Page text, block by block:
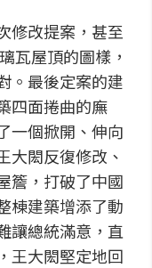
修改提案，甚至
瓦屋頂的圖樣，
。最後定案的建
四面捲曲的廡
一個掀開、伸向
大閎反復修改、
簷，打破了中國
棟建築增添了動
讓總統滿意，直
王大閎堅定地回